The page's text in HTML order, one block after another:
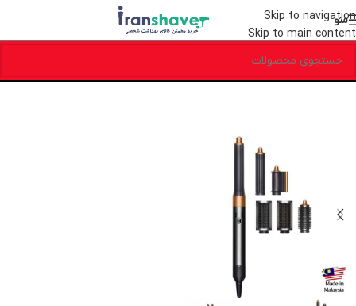
Skip to navigation
Skip to main content
منو